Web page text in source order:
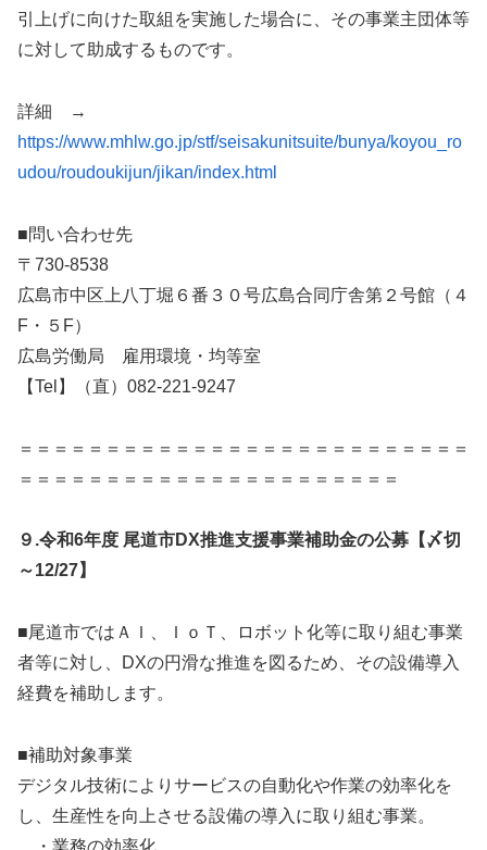
引上げに向けた取組を実施した場合に、その事業主団体等
に対して助成するものです。
詳細 →
https://www.mhlw.go.jp/stf/seisakunitsuite/bunya/koyou_ro
udou/roudoukijun/jikan/index.html
■問い合わせ先
〒730-8538
広島市中区上八丁堀６番３０号広島合同庁舎第２号館（４
F・５F）
広島労働局 雇用環境・均等室
【Tel】（直）082-221-9247
＝＝＝＝＝＝＝＝＝＝＝＝＝＝＝＝＝＝＝＝＝＝＝＝＝＝
＝＝＝＝＝＝＝＝＝＝＝＝＝＝＝＝＝＝＝＝＝＝
９.令和6年度 尾道市DX推進支援事業補助金の公募【〆切
～12/27】
■尾道市ではＡＩ、ＩｏＴ、ロボット化等に取り組む事業
者等に対し、DXの円滑な推進を図るため、その設備導入
経費を補助します。
■補助対象事業
デジタル技術によりサービスの自動化や作業の効率化を
し、生産性を向上させる設備の導入に取り組む事業。
・業務の効率化